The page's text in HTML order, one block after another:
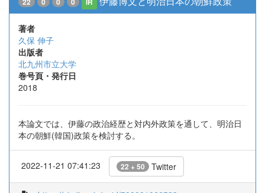
著者
久保 伸子
出版者
北九州市立大学
巻号頁・発行日
2018
本論文では、伊藤の政治経歴と対内外政策を通して、明治日
本の朝鮮(韓国)政策を検討する。
2022-11-21 07:41:23 22 + 50 Twitter